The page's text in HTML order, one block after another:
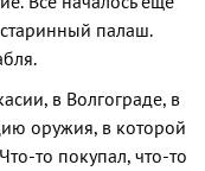
палаш.
в Волгограде, в
оружия, в которой
то покупал, что-то